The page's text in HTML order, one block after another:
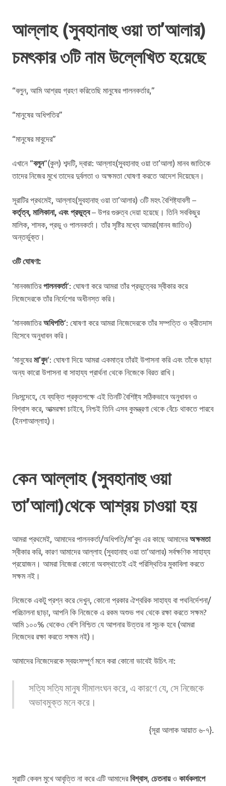
আল্লাহ (সুবহানাহু ওয়া তা’আলার)
চমৎকার ৩টি নাম উল্লেখিত হয়েছে
“বলুন, আমি আশ্রয় গ্রহণ করিতেছি মানুষের পালনকর্তার,”
“মানুষের অধিপতির”
“মানুষের মাবুদের”
এখানে “বলুন“(কুল) শব্দটি, দ্বারা: আল্লাহ(সুবহানাহু ওয়া তা’আলা) মানব জাতিকে
তাদের নিজের মুখে তাদের দুর্বলতা ও অক্ষমতা ঘোষণা করতে আদেশ দিয়েছেন।
সূরাটির প্রথমেই, আল্লাহ(সুবহানাহু ওয়া তা’আলার) ৩টি মহৎ বৈশিষ্ট্যাবলী –
কর্তৃত্ব, মালিকানা, এবং প্রভুত্ব– উপর গুরুত্ব দেয়া হয়েছে। তিনি সবকিছুর
মালিক, শাসক, প্রভু ও পালনকর্তা। তাঁর সৃষ্টির মধ্যে আমরা(মানব জাতিও)
অন্তর্ভুক্ত।
৩টি ঘোষণা:
‘মানবজাতিরপালনকর্তা‘: ঘোষণা করে আমরা তাঁর প্রভুত্বের স্বীকার করে
নিজেদেরকে তাঁর নির্দেশের অধীনস্ত করি।
‘মানবজাতিরঅধিপতি‘: ষোষণা করে আমরা নিজেদেরকে তাঁর সম্পত্তি ও ক্রীতদাস
হিসেবে অনুধাবন করি।
‘মানুষেরমা’বুদ‘: ঘোষণা দিয়ে আমরা একমাত্র তাঁরই উপাসনা করি এবং তাঁকে ছাড়া
অন্য কারো উপাসনা বা সাহায্য প্রার্থনা থেকে নিজেকে বিরত রাখি।
নিঃসন্দেহে, যে ব্যক্তি প্রকৃতপক্ষে এই তিনটি বৈশিষ্ট্য সঠিকভাবে অনুধাবন ও
বিশ্বাস করে, আত্মরক্ষা চাইবে, নিশ্চই তিনি এসব কুমন্ত্রণা থেকে বেঁচে থাকতে পারবে
(ইনশাআল্লাহ)।
কেন আল্লাহ (সুবহানাহু ওয়া
তা’আলা)থেকে আশ্রয় চাওয়া হয়
আমরা প্রথমেই, আমাদের পালনকর্তা/অধিপতি/মা’বুদ এর কাছে আমাদেরঅক্ষমতা
স্বীকার করি, কারণ আমাদের আল্লাহ (সুবহানাহু ওয়া তা’আলার) সর্বক্ষণিক সাহায্য
প্রয়োজন। আমরা নিজেরা কোনো অবস্থাতেই এই পরিস্থিতির মুকাবিলা করতে
সক্ষম নই।
নিজেকে একটু প্রশ্ন করে দেখুন, কোনো প্রকার ঐশ্বরিক সাহায্য বা পথনির্দেশনা/
পরিচালনা ছাড়া, আপনি কি নিজেকে এ রকম অশুভ পথ থেকে রক্ষা করতে সক্ষম?
আমি ১০০% থেকেও বেশি নিশ্চিত যে আপনার উত্তর না সূচক হবে (আমরা
নিজেদের রক্ষা করতে সক্ষম নই)।
আমাদের নিজেদেরকে স্বয়ংসম্পূর্ণ মনে করা কোনো ভাবেই উচিৎ না:
সত্যি সত্যি মানুষ সীমালংঘন করে, এ কারণে যে, সে নিজেকে
অভাবমুক্ত মনে করে।
{সূরা আলাক আয়াত ৬-৭}.
সূরাটি কেবল মুখে আবৃত্তি না করে এটি আমাদেরবিশ্বাস, চেতনায়ও কার্যকলাপে